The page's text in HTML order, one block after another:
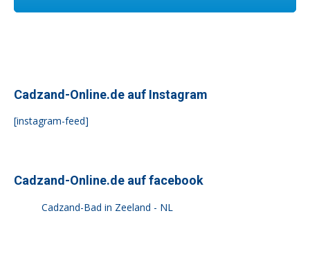
Cadzand-Online.de auf Instagram
[instagram-feed]
Cadzand-Online.de auf facebook
Cadzand-Bad in Zeeland - NL